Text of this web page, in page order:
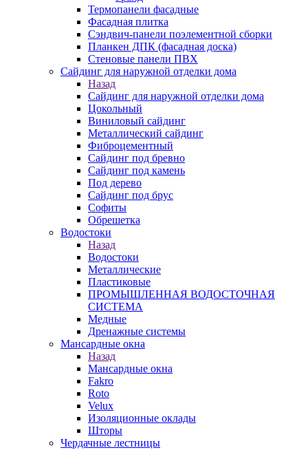
Термопанели фасадные
Фасадная плитка
Сэндвич-панели поэлементной сборки
Планкен ДПК (фасадная доска)
Стеновые панели ПВХ
Сайдинг для наружной отделки дома
Назад
Сайдинг для наружной отделки дома
Цокольный
Виниловый сайдинг
Металлический сайдинг
Фиброцементный
Сайдинг под бревно
Сайдинг под камень
Под дерево
Сайдинг под брус
Софиты
Обрешетка
Водостоки
Назад
Водостоки
Металлические
Пластиковые
ПРОМЫШЛЕННАЯ ВОДОСТОЧНАЯ
СИСТЕМА
Медные
Дренажные системы
Мансардные окна
Назад
Мансардные окна
Fakro
Roto
Velux
Изоляционные оклады
Шторы
Чердачные лестницы